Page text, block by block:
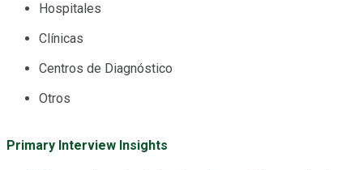
Hospitales
Clínicas
Centros de Diagnóstico
Otros
Primary Interview Insights